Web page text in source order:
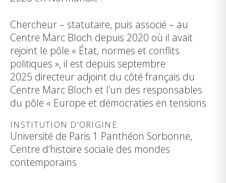
Chercheur – statutaire, puis associé – au
Centre Marc Bloch depuis 2020 où il avait
rejoint le pôle « État, normes et conflits
politiques », il est depuis septembre
2025 directeur adjoint du côté français du
Centre Marc Bloch et l’un des responsables
du pôle « Europe et démocraties en tensions
INSTITUTION D'ORIGINE:
Université de Paris 1 Panthéon Sorbonne,
Centre d’histoire sociale des mondes
contemporains